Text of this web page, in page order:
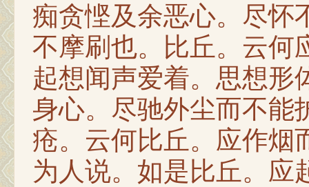
痴贪悭及余恶心。尽怀
不摩刷也。比丘。云何
起想闻声爱着。思想形
身心。尽驰外尘而不能
疮。云何比丘。应作烟
为人说。如是比丘。应